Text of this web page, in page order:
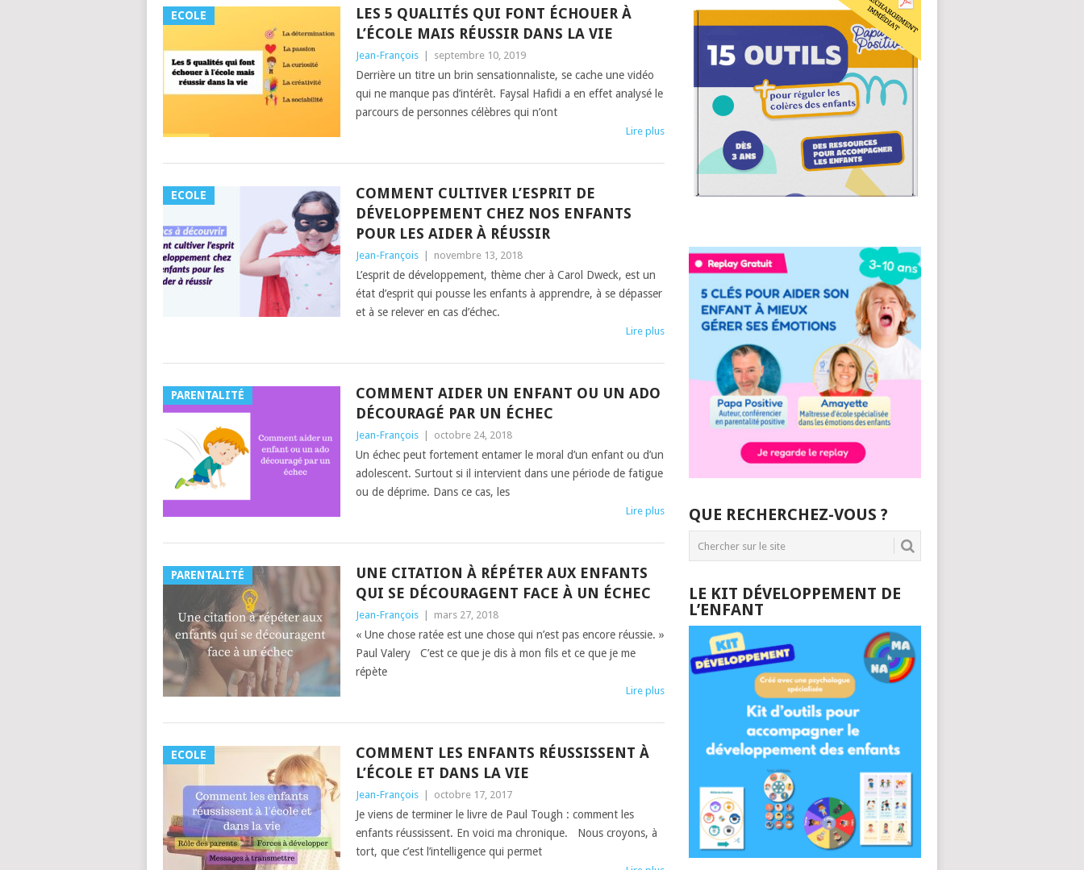
ECOLE
LES 5 QUALITÉS QUI FONT ÉCHOUER À
L’ÉCOLE MAIS RÉUSSIR DANS LA VIE
Jean-François septembre 10, 2019
Derrière un titre un brin sensationnaliste, se cache une vidéo
qui ne manque pas d’intérêt. Faysal Hafidi a en effet analysé le
parcours de personnes célèbres qui n’ont
Lire plus
ECOLE
COMMENT CULTIVER L’ESPRIT DE
DÉVELOPPEMENT CHEZ NOS ENFANTS
POUR LES AIDER À RÉUSSIR
Jean-François novembre 13, 2018
L’esprit de développement, thème cher à Carol Dweck, est un
état d’esprit qui pousse les enfants à apprendre, à se dépasser
et à se relever en cas d’échec.
Lire plus
PARENTALITÉ
COMMENT AIDER UN ENFANT OU UN ADO
DÉCOURAGÉ PAR UN ÉCHEC
Jean-François octobre 24, 2018
Un échec peut fortement entamer le moral d’un enfant ou d’un
adolescent. Surtout si il intervient dans une période de fatigue
ou de déprime. Dans ce cas, les
Lire plus
PARENTALITÉ
UNE CITATION À RÉPÉTER AUX ENFANTS
QUI SE DÉCOURAGENT FACE À UN ÉCHEC
Jean-François mars 27, 2018
« Une chose ratée est une chose qui n’est pas encore réussie. »
Paul Valery C’est ce que je dis à mon fils et ce que je me
répète
Lire plus
ECOLE
COMMENT LES ENFANTS RÉUSSISSENT À
L’ÉCOLE ET DANS LA VIE
Jean-François octobre 17, 2017
Je viens de terminer le livre de Paul Tough : comment les
enfants réussissent. En voici ma chronique. Nous croyons, à
tort, que c’est l’intelligence qui permet
QUE RECHERCHEZ-VOUS ?
LE KIT DÉVELOPPEMENT DE
L’ENFANT